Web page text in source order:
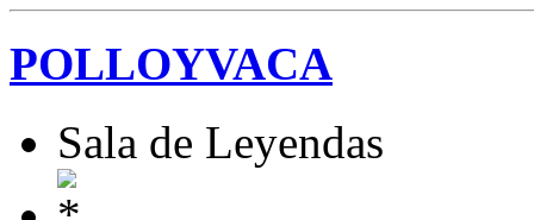
POLLOYVACA
Sala de Leyendas